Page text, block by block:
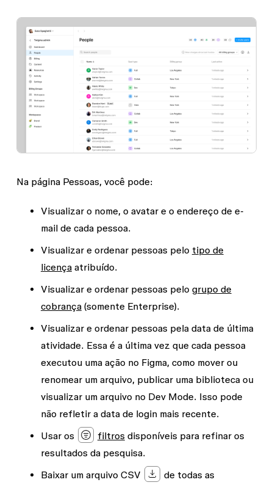
Na página Pessoas, você pode:
Visualizar o nome, o avatar e o endereço de e-
mail de cada pessoa.
Visualizar e ordenar pessoas pelo tipo de
licençaatribuído.
Visualizar e ordenar pessoas pelo grupo de
cobrança(somente Enterprise).
Visualizar e ordenar pessoas pela data deúltima
atividade. Essa é a última vez que cada pessoa
executou uma ação no Figma, como mover ou
renomear um arquivo, publicar uma biblioteca ou
visualizar um arquivo no Dev Mode. Isso pode
não refletir a data de login mais recente.
Usar os
filtrosdisponíveis para refinar os
resultados da pesquisa.
Baixar um arquivo CSV
de todas as